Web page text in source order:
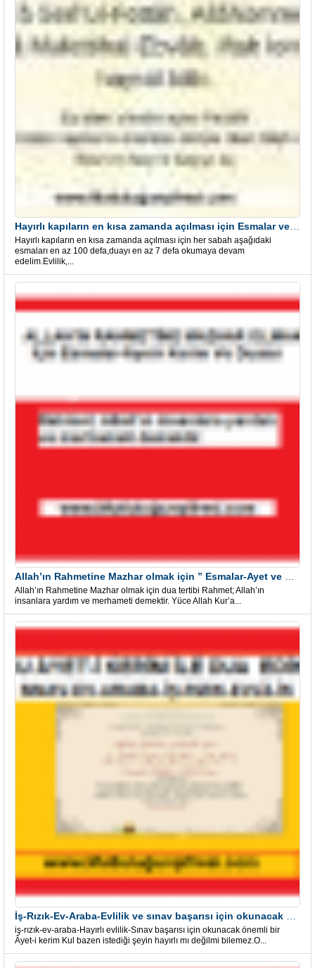
Hayırlı kapıların en kısa zamanda açılması için her sabah aşağıdaki
esmaları en az 100 defa,duayı en az 7 defa okumaya devam
edelim.Evlilik,...
Allah’ın Rahmetine Mazhar olmak için dua tertibi Rahmet; Allah’ın
insanlara yardım ve merhameti demektir. Yüce Allah Kur’a...
iş-rızık-ev-araba-Hayırlı evlilik-Sınav başarısı için okunacak önemli bir
Âyet-i kerim Kul bazen istediği şeyin hayırlı mı değilmi bilemez.O...